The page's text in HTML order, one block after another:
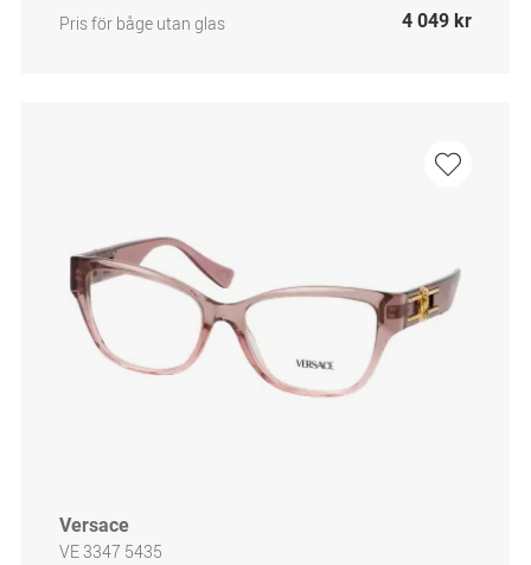
Pris för båge utan glas
4 049 kr
Versace
VE 3347 5435